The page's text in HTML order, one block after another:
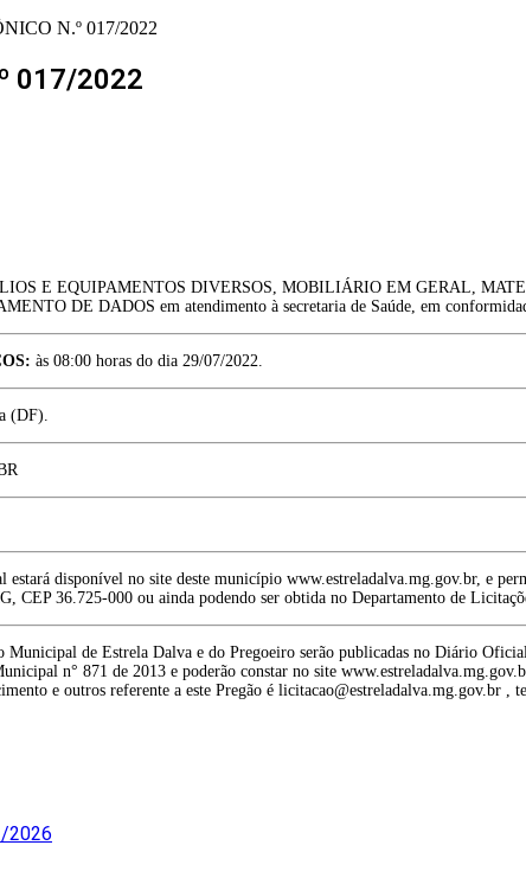
N.º 017/2022
017/2022
E EQUIPAMENTOS DIVERSOS, MOBILIÁRIO EM GERAL,
DE DADOS em atendimento à secretaria de Saúde, em
às 08:00 horas do dia 29/07/2022.
(DF).
estará disponível no site deste município www.estreladalva.mg.gov.br, e
CEP 36.725-000 ou ainda podendo ser obtida no Departamento de
Municipal de Estrela Dalva e do Pregoeiro serão publicadas no Diário
n° 871 de 2013 e poderão constar no site
e outros referente a este Pregão é licitacao@estreladalva.mg.gov.br ,
2026